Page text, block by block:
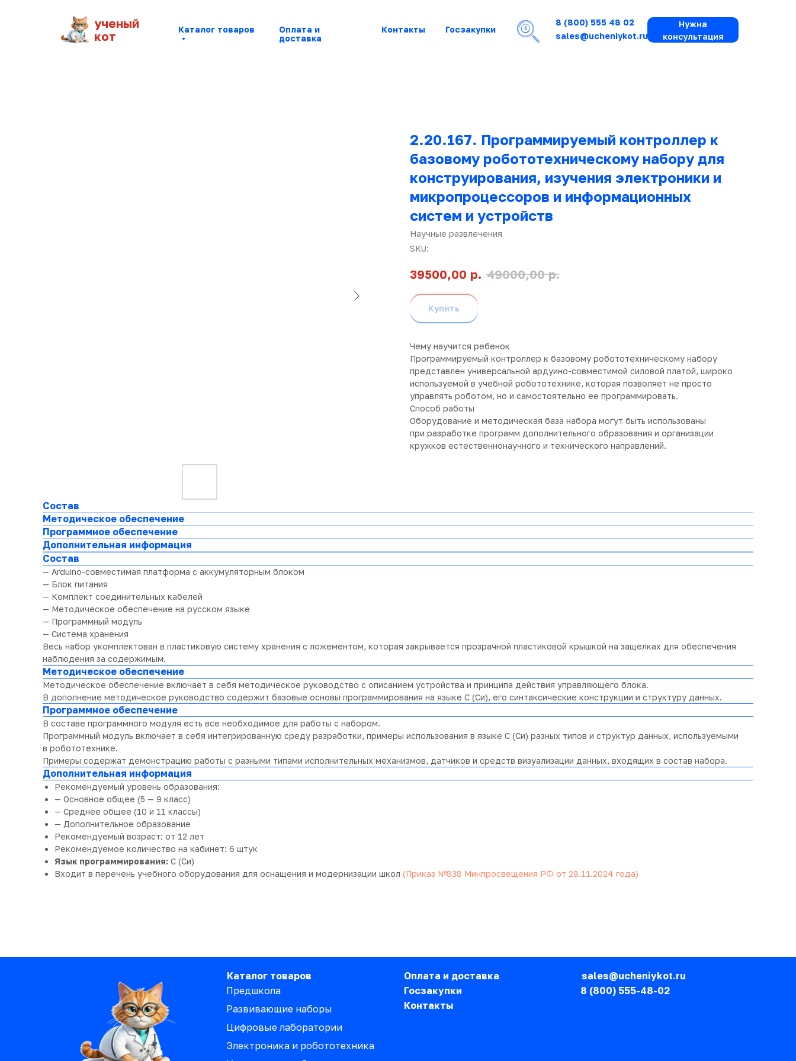
Каталог товаров
Оплата и
доставка
Контакты Госзакупки
8 (800) 555 48 02
sales@ucheniykot.ru
Нужна
консультация
ученый
кот
2.20.167. Программируемый контроллер к
базовому робототехническому набору для
конструирования, изучения электроники и
микропроцессоров и информационных
систем и устройств
Научные развлечения
SKU:
39500,00 р. 49000,00 р.
Купить
Чему научится ребенок
Программируемый контроллер к базовому робототехническому набору
представлен универсальной ардуино-совместимой силовой платой, широко
используемой в учебной робототехнике, которая позволяет не просто
управлять роботом, но и самостоятельно ее программировать.
Способ работы
Оборудование и методическая база набора могут быть использованы
при разработке программ дополнительного образования и организации
кружков естественнонаучного и технического направлений.
Состав
Методическое обеспечение
Программное обеспечение
Дополнительная информация
Состав
— Arduino-совместимая платформа с аккумуляторным блоком
— Блок питания
— Комплект соединительных кабелей
— Методическое обеспечение на русском языке
— Программный модуль
— Система хранения
Весь набор укомплектован в пластиковую систему хранения с ложементом, которая закрывается прозрачной пластиковой крышкой на защелках для обеспечения
наблюдения за содержимым.
Методическое обеспечение
Методическое обеспечение включает в себя методическое руководство с описанием устройства и принципа действия управляющего блока.
В дополнение методическое руководство содержит базовые основы программирования на языке C (Си), его синтаксические конструкции и структуру данных.
Программное обеспечение
В составе программного модуля есть все необходимое для работы с набором.
Программный модуль включает в себя интегрированную среду разработки, примеры использования в языке C (Си) разных типов и структур данных, используемыми
в робототехнике.
Примеры содержат демонстрацию работы с разными типами исполнительных механизмов, датчиков и средств визуализации данных, входящих в состав набора.
Дополнительная информация
Рекомендуемый уровень образования:
— Основное общее (5 — 9 класс)
— Среднее общее (10 и 11 классы)
— Дополнительное образование
Рекомендуемый возраст: от 12 лет
Рекомендуемое количество на кабинет: 6 штук
Язык программирования: C (Cи)
Входит в перечень учебного оборудования для оснащения и модернизации школ (Приказ №838 Минпросвещения РФ от 28.11.2024 года)
Каталог товаров
Оплата и доставка
Госзакупки
Контакты
sales@ucheniykot.ru
8 (800) 555-48-02
Предшкола
Развивающие наборы
Цифровые лаборатории
Электроника и робототехника